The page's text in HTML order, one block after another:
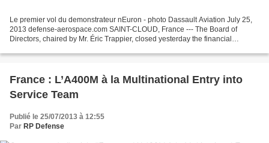
Le premier vol du demonstrateur nEuron - photo Dassault Aviation July 25,
2013 defense-aerospace.com SAINT-CLOUD, France --- The Board of
Directors, chaired by Mr. Éric Trappier, closed yesterday the financial
France : L’A400M à la Multinational Entry into
Service Team
Publié le 25/07/2013 à 12:55
Par RP Defense